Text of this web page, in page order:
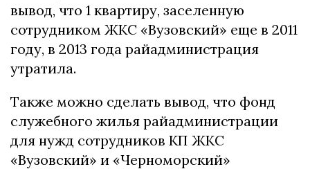
вывод, что 1 квартиру, заселенную
сотрудником ЖКС «Вузовский» еще в 2011
году, в 2013 года райадминистрация
утратила.
Также можно сделать вывод, что фонд
служебного жилья райадминистрации
для нужд сотрудников КП ЖКС
«Вузовский» и «Черноморский»